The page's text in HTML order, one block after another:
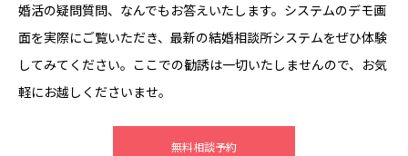
婚活の疑問質問、なんでもお答えいたします。システムのデモ画
面を実際にご覧いただき、最新の結婚相談所システムをぜひ体験
してみてください。ここでの勧誘は一切いたしませんので、お気
軽にお越しくださいませ。
無料相談予約